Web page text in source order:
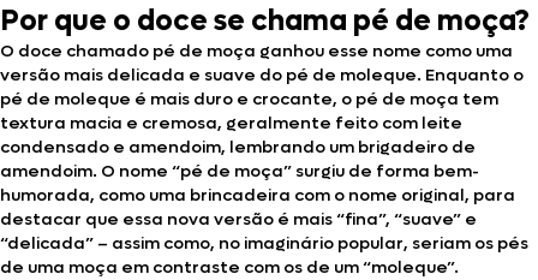
Por que o doce se chama pé de moça?
O doce chamado pé de moça ganhou esse nome como uma
versão mais delicada e suave do pé de moleque. Enquanto o
pé de moleque é mais duro e crocante, o pé de moça tem
textura macia e cremosa, geralmente feito com leite
condensado e amendoim, lembrando um brigadeiro de
amendoim. O nome “pé de moça” surgiu de forma bem-
humorada, como uma brincadeira com o nome original, para
destacar que essa nova versão é mais “fina”, “suave” e
“delicada” – assim como, no imaginário popular, seriam os pés
de uma moça em contraste com os de um “moleque”.